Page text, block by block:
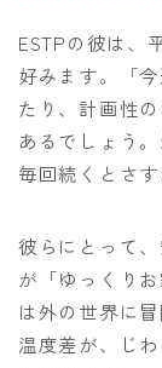
ESTPの彼は、
好みます。「
たり、計画性
あるでしょう
毎回続くとさ
彼らにとって
が「ゆっくり
は外の世界に
温度差が、じ